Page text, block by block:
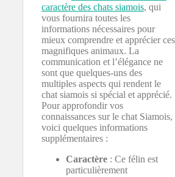
caractère des chats siamois, qui
vous fournira toutes les
informations nécessaires pour
mieux comprendre et apprécier ces
magnifiques animaux. La
communication et l’élégance ne
sont que quelques-uns des
multiples aspects qui rendent le
chat siamois si spécial et apprécié.
Pour approfondir vos
connaissances sur le chat Siamois,
voici quelques informations
supplémentaires :
Caractère : Ce félin est
particulièrement